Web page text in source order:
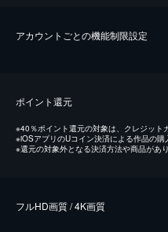
アカウントごとの機能制限設定
ポイント還元
※40％ポイント還元の対象は、クレジット
※iOSアプリのUコイン決済による作品の購
※還元の対象外となる決済方法や商品があ
フルHD画質 / 4K画質